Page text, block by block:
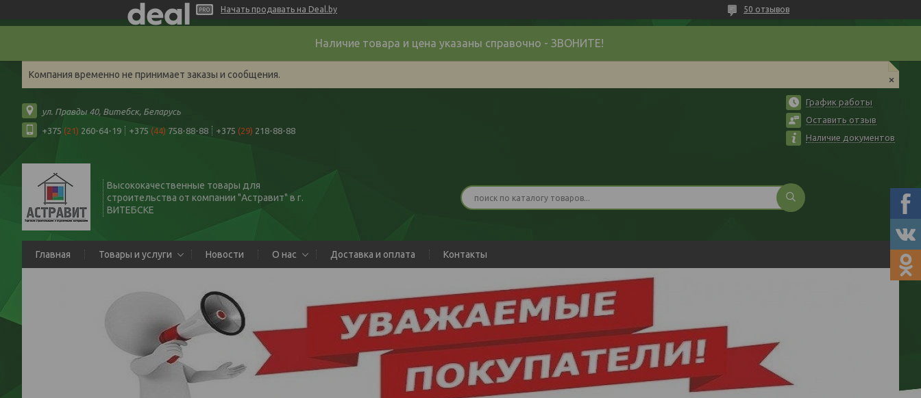
Начать продавать на Deal.by 50 отзывов
Наличие товара и цена указаны справочно - ЗВОНИТЕ!
Компания временно не принимает заказы и сообщения.
ул. Правды 40, Витебск, Беларусь
+375 (21) 260-64-19 +375 (44) 758-88-88 +375 (29) 218-88-88
График работы
Оставить отзыв
Наличие документов
Высококачественные товары для
строительства от компании "Астравит" в г.
ВИТЕБСКЕ
Главная Товары и услуги Новости О нас Доставка и оплата Контакты